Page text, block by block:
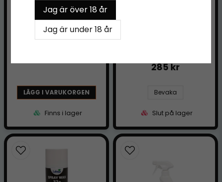
POLERINGSMEDEL
STEG 1 - Lahega DA
Heavy Cut 500ml
550 kr
LÄGG I VARUKORGEN
Finns i lager
285 kr
Bevaka
Slut på lager
Jag är över 18 år
Jag är under 18 år